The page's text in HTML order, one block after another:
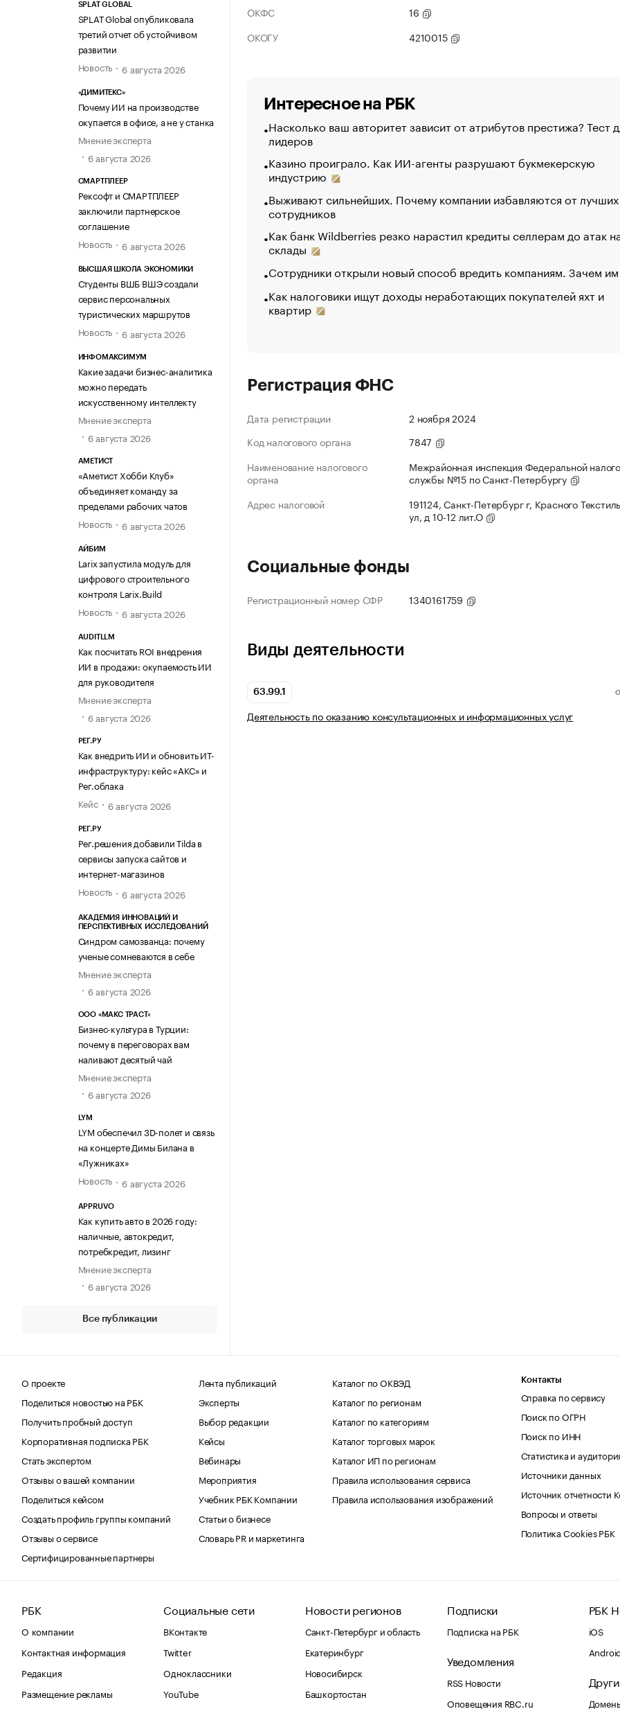
SPLAT GLOBAL
SPLAT Global опубликовала
третий отчет об устойчивом
развитии
Новость
6 августа 2026
«ДИМИТЕКС»
Почему ИИ на производстве
окупается в офисе, а не у станка
Мнение эксперта
6 августа 2026
СМАРТПЛЕЕР
Рексофт и СМАРТПЛЕЕР
заключили партнерское
соглашение
Новость
6 августа 2026
ВЫСШАЯ ШКОЛА ЭКОНОМИКИ
Студенты ВШБ ВШЭ создали
сервис персональных
туристических маршрутов
Новость
6 августа 2026
ИНФОМАКСИМУМ
Какие задачи бизнес-аналитика
можно передать
искусственному интеллекту
Мнение эксперта
6 августа 2026
АМЕТИСТ
«Аметист Хобби Клуб»
объединяет команду за
пределами рабочих чатов
Новость
6 августа 2026
АЙБИМ
Larix запустила модуль для
цифрового строительного
контроля Larix.Build
Новость
6 августа 2026
AUDITLLM
Как посчитать ROI внедрения
ИИ в продажи: окупаемость ИИ
для руководителя
Мнение эксперта
6 августа 2026
РЕГ.РУ
Как внедрить ИИ и обновить ИТ-
инфраструктуру: кейс «АКС» и
Рег.облака
Кейс
6 августа 2026
РЕГ.РУ
Рег.решения добавили Tilda в
сервисы запуска сайтов и
интернет-магазинов
Новость
6 августа 2026
АКАДЕМИЯ ИННОВАЦИЙ И
ПЕРСПЕКТИВНЫХ ИССЛЕДОВАНИЙ
Синдром самозванца: почему
ученые сомневаются в себе
Мнение эксперта
6 августа 2026
ООО «МАКС ТРАСТ»
Бизнес-культура в Турции:
почему в переговорах вам
наливают десятый чай
Мнение эксперта
6 августа 2026
LYM
LYM обеспечил 3D-полет и связь
на концерте Димы Билана в
«Лужниках»
Новость
6 августа 2026
APPRUVO
Как купить авто в 2026 году:
наличные, автокредит,
потребкредит, лизинг
Мнение эксперта
6 августа 2026
Все публикации
ОКФС
16
ОКОГУ
4210015
Интересное на РБК
Насколько ваш авторитет зависит от атрибутов престижа? Тест
лидеров
Казино проиграло. Как ИИ-агенты разрушают букмекерскую
индустрию
Выживают сильнейших. Почему компании избавляются от лучших
сотрудников
Как банк Wildberries резко нарастил кредиты селлерам до атак
склады
Сотрудники открыли новый способ вредить компаниям. Зачем
Как налоговики ищут доходы неработающих покупателей яхт и
квартир
Регистрация ФНС
Дата регистрации
2 ноября 2024
Код налогового органа
7847
Наименование налогового
органа
Межрайонная инспекция Федеральной
службы №15 по Санкт-Петербургу
Адрес налоговой
191124, Санкт-Петербург г, Красного
ул, д 10-12 лит.О
Социальные фонды
Регистрационный номер СФР 1340161759
Виды деятельности
63.99.1
Деятельность по оказанию консультационных и информационных услуг
О проекте
Поделиться новостью на РБК
Получить пробный доступ
Корпоративная подписка РБК
Стать экспертом
Отзывы о вашей компании
Поделиться кейсом
Создать профиль группы компаний
Отзывы о сервисе
Сертифицированные партнеры
Лента публикаций
Эксперты
Выбор редакции
Кейсы
Вебинары
Мероприятия
Учебник РБК Компании
Статьи о бизнесе
Словарь PR и маркетинга
Каталог по ОКВЭД
Каталог по регионам
Каталог по категориям
Каталог торговых марок
Каталог ИП по регионам
Правила использования сервиса
Правила использования изображений
Контакты
Справка по сервису
Поиск по ОГРН
Поиск по ИНН
Статистика и
Источники данных
Источник отчетности
Вопросы и ответы
Политика Cookies РБК
РБК
О компании
Контактная информация
Редакция
Размещение рекламы
Социальные сети
ВКонтакте
Twitter
Одноклассники
YouTube
Новости регионов
Санкт-Петербург и область
Екатеринбург
Новосибирск
Башкортостан
Подписки
Подписка на РБК
Уведомления
RSS Новости
Оповещения RBC.ru
РБК
iOS